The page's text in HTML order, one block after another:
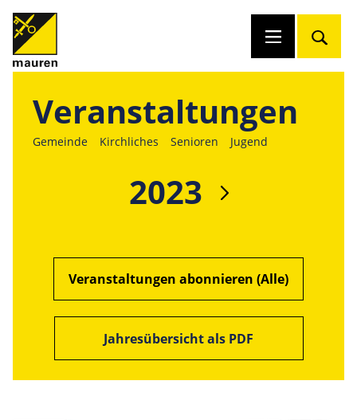
Veranstaltungen
Gemeinde Kirchliches Senioren Jugend
2023
Veranstaltungen abonnieren (Alle)
Jahresübersicht als PDF